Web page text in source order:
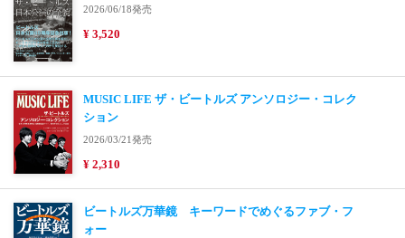
2026/06/18発売
¥ 3,520
MUSIC LIFE ザ・ビートルズ アンソロジー・コレク
ション
2026/03/21発売
¥ 2,310
ビートルズ万華鏡 キーワードでめぐるファブ・フ
ォー